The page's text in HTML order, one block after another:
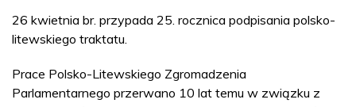
26 kwietnia br. przypada 25. rocznica podpisania polsko-
litewskiego traktatu.
Prace Polsko-Litewskiego Zgromadzenia
Parlamentarnego przerwano 10 lat temu w związku z